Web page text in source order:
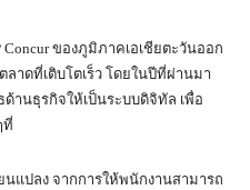
Concur ของภูมิภาคเอเชียตะวันออก
ลาดที่เติบโตเร็ว โดยในปีที่ผ่านมา
านธุรกิจให้เป็นระบบดิจิทัล เพื่อ
ที่
แปลง จากการให้พนักงานสามารถ